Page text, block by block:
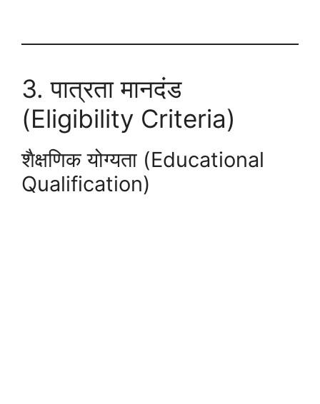
3. पात्रता मानदंड
(Eligibility Criteria)
शैक्षणिक योग्यता (Educational
Qualification)